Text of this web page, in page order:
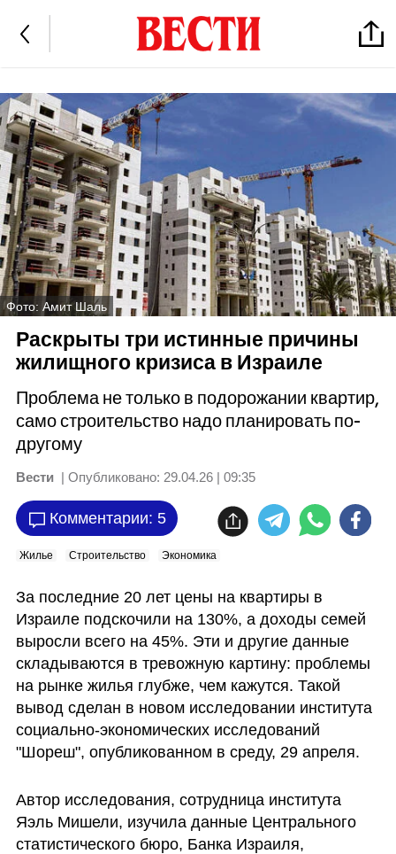
Фото: Амит Шаль
Раскрыты три истинные причины
жилищного кризиса в Израиле
Проблема не только в подорожании квартир,
само строительство надо планировать по-
другому
Вести | Опубликовано: 29.04.26 | 09:35
Комментарии: 5
Жилье Строительство Экономика
За последние 20 лет цены на квартиры в
Израиле подскочили на 130%, а доходы семей
выросли всего на 45%. Эти и другие данные
складываются в тревожную картину: проблемы
на рынке жилья глубже, чем кажутся. Такой
вывод сделан в новом исследовании института
социально-экономических исследований
"Шореш", опубликованном в среду, 29 апреля.
Автор исследования, сотрудница института
Яэль Мишели, изучила данные Центрального
статистического бюро, Банка Израиля,